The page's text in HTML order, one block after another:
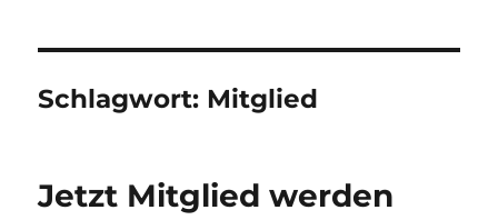
Schlagwort: Mitglied
Jetzt Mitglied werden